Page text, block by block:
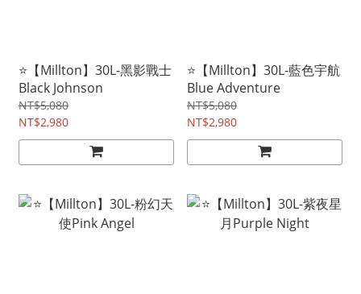
⭐【Millton】30L-黑影戰士
Black Johnson
NT$5,080
NT$2,980
⭐【Millton】30L-藍色宇航
Blue Adventure
NT$5,080
NT$2,980